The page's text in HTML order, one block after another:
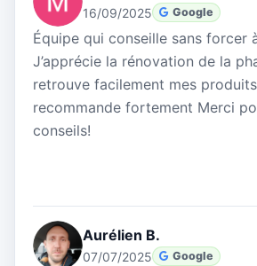
16/09/2025 Google
Équipe qui conseille sans forcer
J’apprécie la rénovation de la
retrouve facilement mes
recommande fortement Merci
conseils!
Aurélien B.
07/07/2025 Google